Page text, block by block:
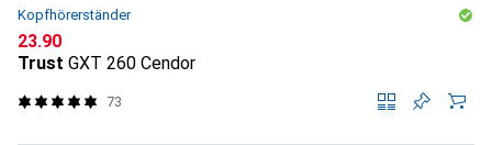
Kopfhörerständer
CHF
23.90
Trust GXT 260 Cendor
73